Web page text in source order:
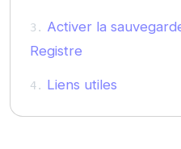
Activer la
Registre
Liens utiles